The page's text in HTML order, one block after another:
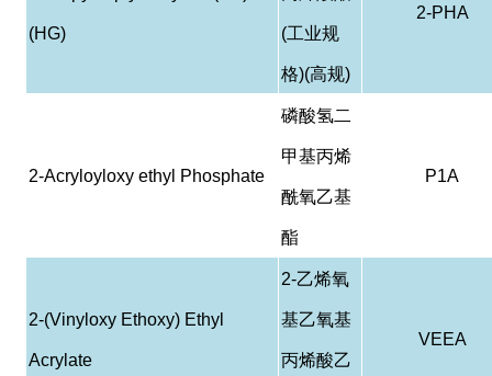
(HG) (工业规
格)(高规)
2-PHA
2-Acryloyloxy ethyl Phosphate
磷酸氢二
甲基丙烯
酰氧乙基
酯
P1A
2-(Vinyloxy Ethoxy) Ethyl
Acrylate
2-乙烯氧
基乙氧基
丙烯酸乙
VEEA